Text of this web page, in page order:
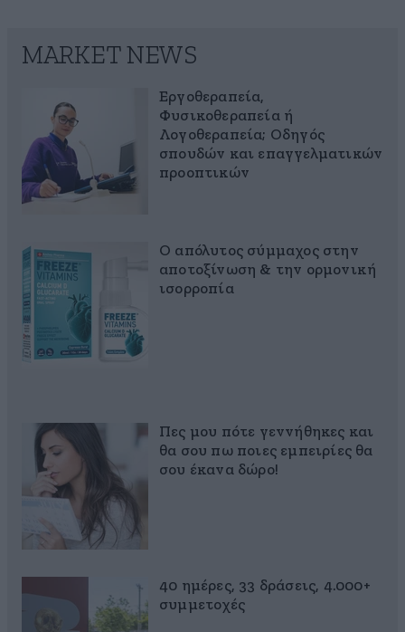
MARKET NEWS
Εργοθεραπεία,
Φυσικοθεραπεία ή
Λογοθεραπεία; Οδηγός
σπουδών και επαγγελματικών
προοπτικών
Ο απόλυτος σύμμαχος στην
αποτοξίνωση & την ορμονική
ισορροπία
Πες μου πότε γεννήθηκες και
θα σου πω ποιες εμπειρίες θα
σου έκανα δώρο!
40 ημέρες, 33 δράσεις, 4.000+
συμμετοχές